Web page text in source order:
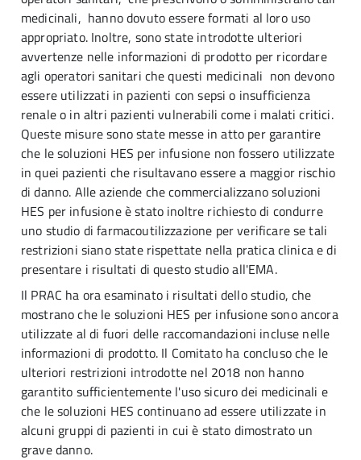
medicinali, hanno dovuto essere formati al loro uso
appropriato. Inoltre, sono state introdotte ulteriori
avvertenze nelle informazioni di prodotto per ricordare
agli operatori sanitari che questi medicinali non devono
essere utilizzati in pazienti con sepsi o insufficienza
renale o in altri pazienti vulnerabili come i malati critici.
Queste misure sono state messe in atto per garantire
che le soluzioni HES per infusione non fossero utilizzate
in quei pazienti che risultavano essere a maggior rischio
di danno. Alle aziende che commercializzano soluzioni
HES per infusione è stato inoltre richiesto di condurre
uno studio di farmacoutilizzazione per verificare se tali
restrizioni siano state rispettate nella pratica clinica e di
presentare i risultati di questo studio all'EMA.
Il PRAC ha ora esaminato i risultati dello studio, che
mostrano che le soluzioni HES per infusione sono ancora
utilizzate al di fuori delle raccomandazioni incluse nelle
informazioni di prodotto. Il Comitato ha concluso che le
ulteriori restrizioni introdotte nel 2018 non hanno
garantito sufficientemente l'uso sicuro dei medicinali e
che le soluzioni HES continuano ad essere utilizzate in
alcuni gruppi di pazienti in cui è stato dimostrato un
grave danno.